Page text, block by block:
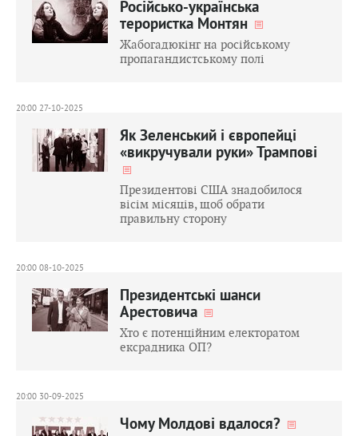
Російсько-українська
терористка Монтян
Жабогадюкінг на російському
пропагандистському полі
20:00 27-10-2025
Як Зеленський і європейці
«викручували руки» Трампові
Президентові США знадобилося
вісім місяців, щоб обрати
правильну сторону
20:00 08-10-2025
Президентські шанси
Арестовича
Хто є потенційним електоратом
ексрадника ОП?
20:00 30-09-2025
Чому Молдові вдалося?